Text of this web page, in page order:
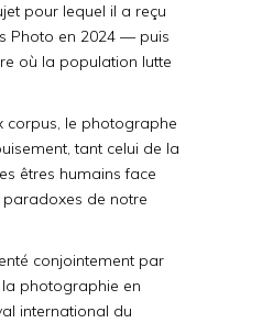
pour lequel il a reçu
Photo en 2024 — puis
où la population lutte
corpus, le photographe
tant celui de la
êtres humains face
de notre
conjointement par
photographie en
international du